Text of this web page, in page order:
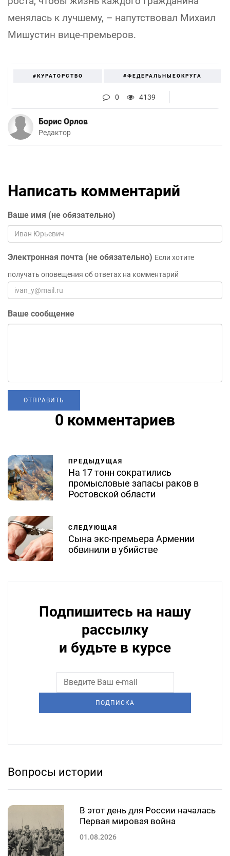
менялась к лучшему, – напутствовал Михаил
Мишустин вице-премьеров.
#КУРАТОРСТВО #ФЕДЕРАЛЬНЫЕОКРУГА
0 4139
Борис Орлов
Редактор
Написать комментарий
Ваше имя (не обязательно)
Электронная почта (не обязательно) Если хотите
получать оповещения об ответах на комментарий
Ваше сообщение
0 комментариев
ПРЕДЫДУЩАЯ
На 17 тонн сократились
промысловые запасы раков в
Ростовской области
СЛЕДУЮЩАЯ
Сына экс-премьера Армении
обвинили в убийстве
Подпишитесь на нашу
рассылку
и будьте в курсе
ПОДПИСКА
Вопросы истории
В этот день для России началась
Первая мировая война
01.08.2026